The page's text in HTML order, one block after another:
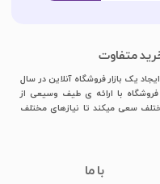
متفاوت
یک بازار فروشگاه آنلاین در سال
فروشگاه با ارائه ی طیف وسیعی از
سعی میکند تا نیازهای مختلف
با ما